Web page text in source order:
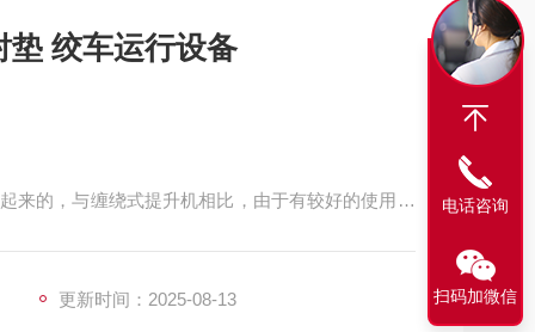
绞车运行设备
来的，与缠绕式提升机相比，由于有较好的使用，
更新时间：2025-08-13
电话咨询
扫码加微信